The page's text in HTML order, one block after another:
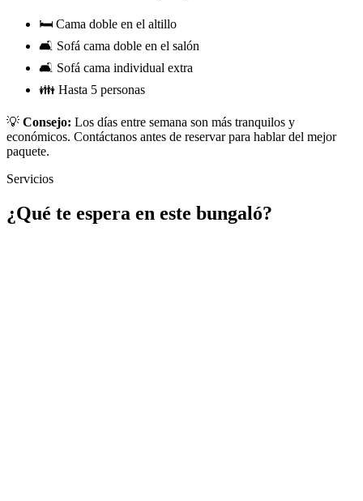
🛏️ Cama doble en el altillo
🛋️ Sofá cama doble en el salón
🛋️ Sofá cama individual extra
👪 Hasta 5 personas
💡 Consejo: Los días entre semana son más tranquilos y
económicos. Contáctanos antes de reservar para hablar del mejor
paquete.
Servicios
¿Qué te espera en este bungaló?